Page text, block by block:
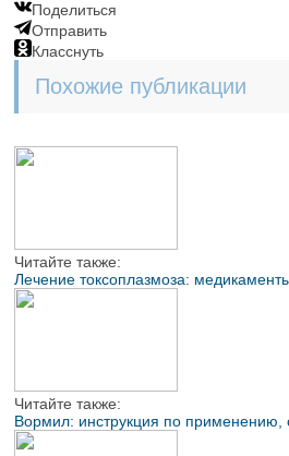
Поделиться
Отправить
Класснуть
Похожие публикации
Читайте также:
Лечение токсоплазмоза:
Читайте также:
Вормил: инструкция по